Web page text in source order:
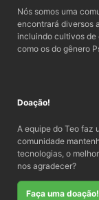
Nós somos uma
encontrará diversos
incluindo cultivos de
como os do gênero
Doação!
A equipe do Teo faz
comunidade
tecnologias, o
nos agradecer?
Faça uma doação!